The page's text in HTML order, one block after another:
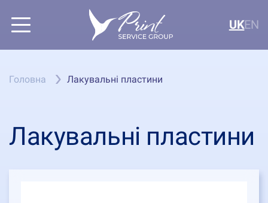
UKEN
Головна Лакувальні пластини
Лакувальні пластини